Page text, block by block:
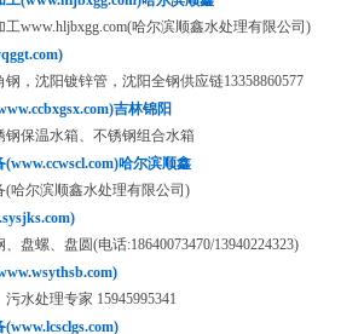
www.hljbxgg.com(哈尔滨顺鑫水处理有限公司)
，沈阳镀锌管，沈阳全钢供应链13358860577
吉林锦阳
钢保温水箱、不锈钢组合水箱
哈尔滨顺鑫
(哈尔滨顺鑫水处理有限公司)
盘螺、盘圆(电话:18640073470/13940224323)
水处理专家 15945995341